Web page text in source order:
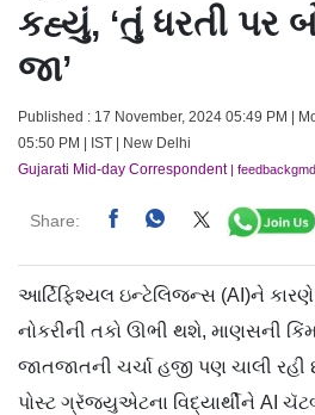
કહ્યું, ‘તું ધરતી પર
જા’
Published : 17 November, 2024 05:49 PM |
05:50 PM | IST | New Delhi
Gujarati Mid-day Correspondent|
Share:
આર્ટિફિશ્યલ ઇન્ટેલિજન્સ (AI)ને કારણે
નોકરીની તકો ઊભી થશે, માણસની
જાતજાતની ચર્ચા હજી પણ ચાલી રહી
પોસ્ટ ગ્રૅજ્યુએટના વિદ્યાર્થીને AI